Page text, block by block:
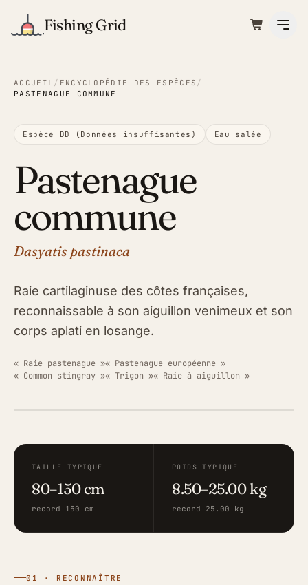
Fishing Grid
ACCUEIL / ENCYCLOPÉDIE DES ESPÈCES /
PASTENAGUE COMMUNE
Espèce DD (Données insuffisantes) Eau salée
Pastenague
commune
Dasyatis pastinaca
Raie cartilaginuse des côtes françaises,
reconnaissable à son aiguillon venimeux et son
corps aplati en losange.
« Raie pastenague »« Pastenague européenne »
« Common stingray »« Trigon »« Raie à aiguillon »
TAILLE TYPIQUE
80–150 cm
record 150 cm
POIDS TYPIQUE
8.50–25.00 kg
record 25.00 kg
01 · RECONNAÎTRE